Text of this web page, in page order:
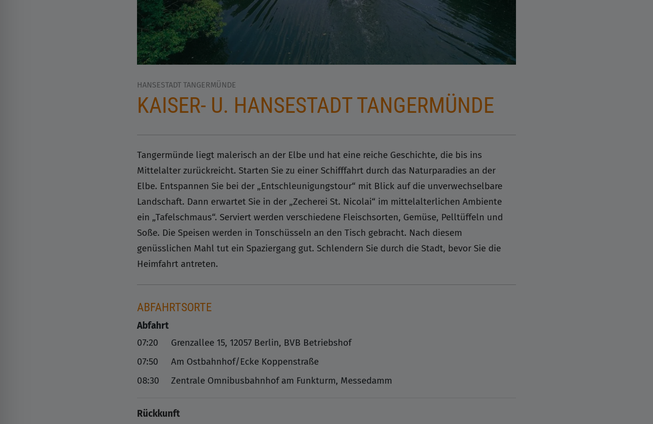
HANSESTADT TANGERMÜNDE
KAISER- U. HANSESTADT TANGERMÜNDE
Tangermünde liegt malerisch an der Elbe und hat eine reiche Geschichte, die bis ins
Mittelalter zurückreicht. Starten Sie zu einer Schifffahrt durch das Naturparadies an der
Elbe. Entspannen Sie bei der „Entschleunigungstour“ mit Blick auf die unverwechselbare
Landschaft. Dann erwartet Sie in der „Zecherei St. Nicolai“ im mittelalterlichen Ambiente
ein „Tafelschmaus“. Serviert werden verschiedene Fleischsorten, Gemüse, Pelltüffeln und
Soße. Die Speisen werden in Tonschüsseln an den Tisch gebracht. Nach diesem
genüsslichen Mahl tut ein Spaziergang gut. Schlendern Sie durch die Stadt, bevor Sie die
Heimfahrt antreten.
ABFAHRTSORTE
Abfahrt
07:20
Grenzallee 15, 12057 Berlin, BVB Betriebshof
07:50
Am Ostbahnhof/Ecke Koppenstraße
08:30
Zentrale Omnibusbahnhof am Funkturm, Messedamm
Rückkunft